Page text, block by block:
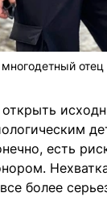
есть
более